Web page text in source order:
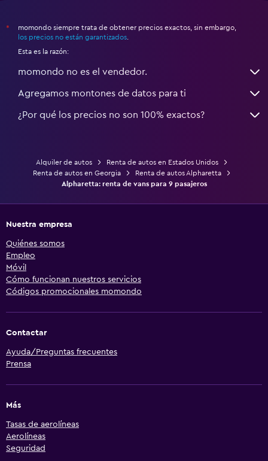
*
momondo siempre trata de obtener precios exactos, sin embargo,
los precios no están garantizados.
Esta es la razón:
momondo no es el vendedor.
Agregamos montones de datos para ti
¿Por qué los precios no son 100% exactos?
Alquiler de autos
Renta de autos en Estados Unidos
Renta de autos en Georgia
Renta de autos Alpharetta
Alpharetta: renta de vans para 9 pasajeros
Nuestra empresa
Quiénes somos
Empleo
Móvil
Cómo funcionan nuestros servicios
Códigos promocionales momondo
Contactar
Ayuda/Preguntas frecuentes
Prensa
Más
Tasas de aerolíneas
Aerolíneas
Seguridad